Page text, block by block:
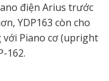
điện Arius trước
YDP163 còn cho
Piano cơ (upright
162.